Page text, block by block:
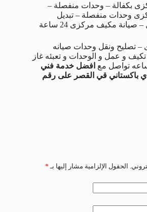
بكفالة – وحدات منفصلة –
وحدات منفصلة – تبديل
مكيف مركزى 24 ساعة
تصليح ونقل وحدات صيانه
و عمل و الوحدات و تعبئه غاز
افضل خدمة فني
باكستاني قي القصر على رقم
الحقول الإلزامية مشار إليها بـ *